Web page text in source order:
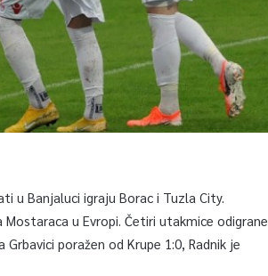
u Banjaluci igraju Borac i Tuzla City.
u Evropi. Četiri utakmice odigrane
poražen od Krupe 1:0, Radnik je